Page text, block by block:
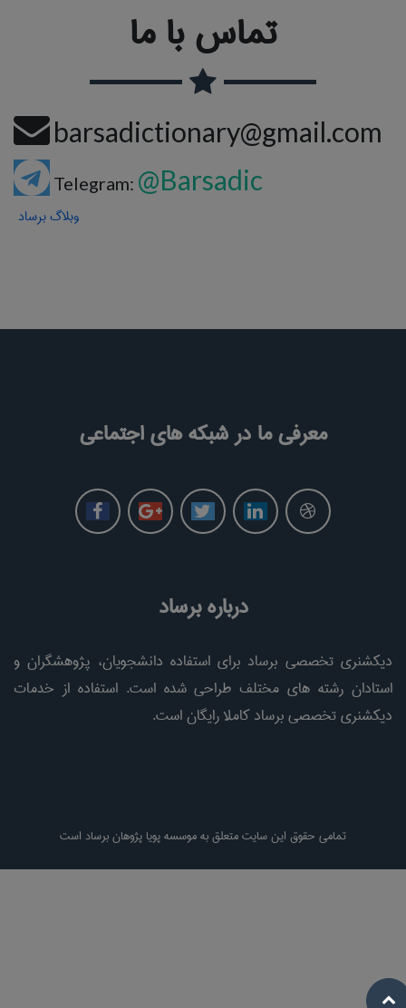
تماس با ما
barsadictionary@gmail.com
Telegram: @Barsadic
وبلاگ برساد
معرفی ما در شبکه های اجتماعی
درباره برساد
دیکشنری تخصصی برساد برای استفاده دانشجویان، پژوهشگران و
استادان رشته های مختلف طراحی شده است. استفاده از خدمات
دیکشنری تخصصی برساد کاملا رایگان است.
تمامی حقوق این سایت متعلق به موسسه پویا پژوهان برساد است